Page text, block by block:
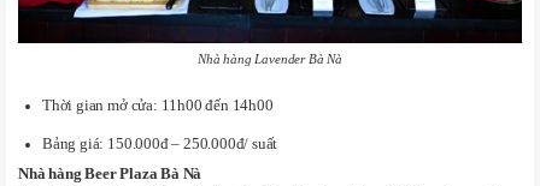
Nhà hàng Lavender Bà Nà
Thời gian mở cửa: 11h00 đến 14h00
Bảng giá: 150.000đ – 250.000đ/ suất
Nhà hàng Beer Plaza Bà Nà